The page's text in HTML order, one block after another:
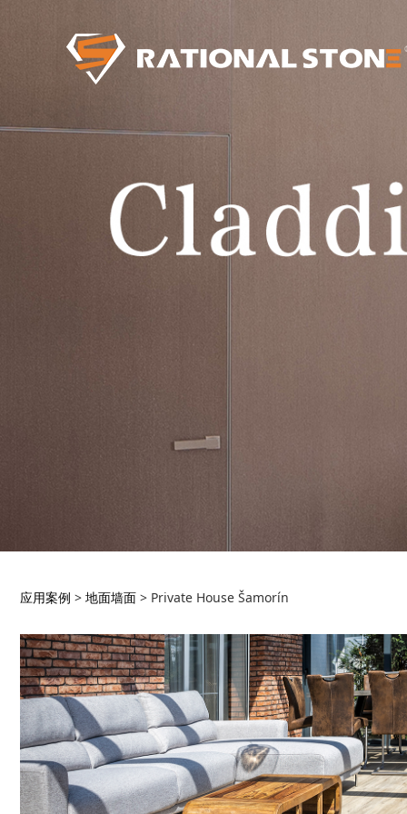
Private House
应用案例 > 地面墙面 > Private House Šamorín